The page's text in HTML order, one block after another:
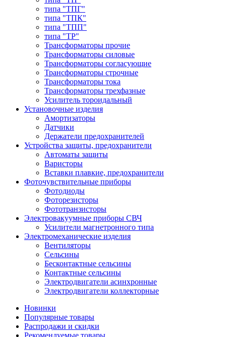
типа "ТПГ"
типа "ТПК"
типа "ТПП"
типа "ТР"
Трансформаторы прочие
Трансформаторы силовые
Трансформаторы согласующие
Трансформаторы строчные
Трансформаторы тока
Трансформаторы трехфазные
Усилитель тороидальный
Установочные изделия
Амортизаторы
Датчики
Держатели предохранителей
Устройства защиты, предохранители
Автоматы защиты
Варисторы
Вставки плавкие, предохранители
Фоточувствительные приборы
Фотодиоды
Фоторезисторы
Фототранзисторы
Электровакуумные приборы СВЧ
Усилители магнетронного типа
Электромеханические изделия
Вентиляторы
Сельсины
Бесконтактные сельсины
Контактные сельсины
Электродвигатели асинхронные
Электродвигатели коллекторные
Новинки
Популярные товары
Распродажи и скидки
Рекомендуемые товары